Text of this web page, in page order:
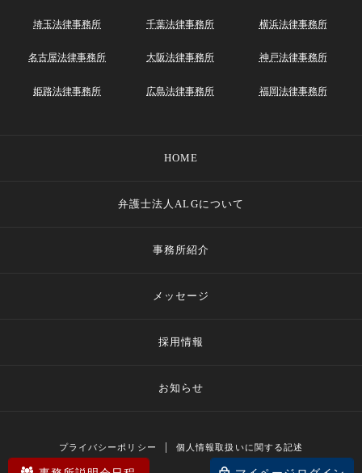
埼玉法律事務所 千葉法律事務所 横浜法律事務所
名古屋法律事務所 大阪法律事務所 神戸法律事務所
姫路法律事務所 広島法律事務所 福岡法律事務所
HOME
弁護士法人ALGについて
事務所紹介
メッセージ
採用情報
お知らせ
プライバシーポリシー 個人情報取扱いに関する記述